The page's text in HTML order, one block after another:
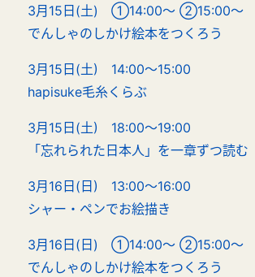
3月15日(土) ①14:00～ ②15:00～
でんしゃのしかけ絵本をつくろう
3月15日(土) 14:00～15:00
hapisuke毛糸くらぶ
3月15日(土) 18:00～19:00
「忘れられた日本人」を一章ずつ読む
3月16日(日) 13:00～16:00
シャー・ペンでお絵描き
3月16日(日) ①14:00～ ②15:00～
でんしゃのしかけ絵本をつくろう